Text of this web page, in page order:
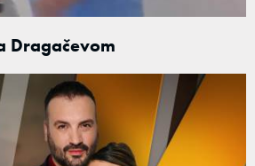
Dragačevom